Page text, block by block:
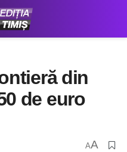
din
de euro
AA